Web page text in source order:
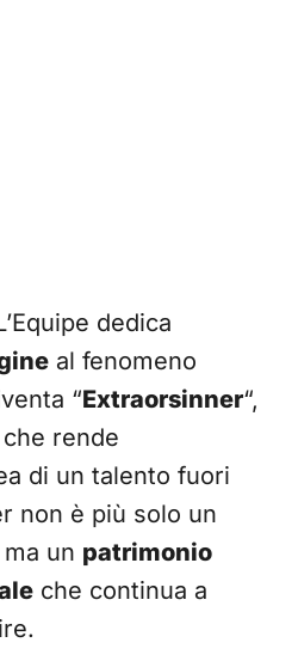
dedica
al fenomeno
“Extraorsinner“,
rende
di un talento fuori
non è più solo un
un patrimonio
che continua a